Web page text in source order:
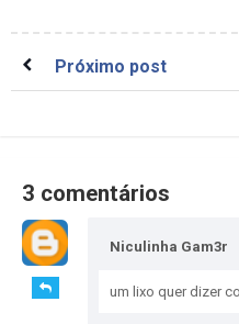
Próximo post
3 comentários
Niculinha Gam3r
um lixo quer dizer